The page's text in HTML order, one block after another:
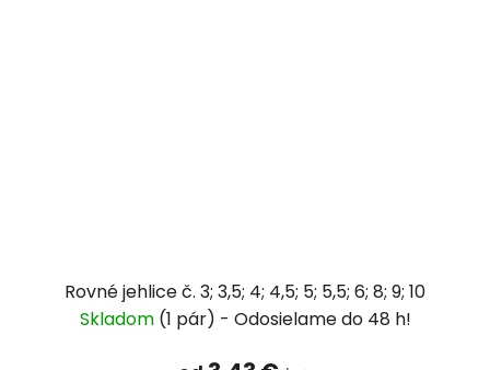
Rovné jehlice č. 3; 3,5; 4; 4,5; 5; 5,5; 6; 8; 9; 10
Skladom (1 pár)